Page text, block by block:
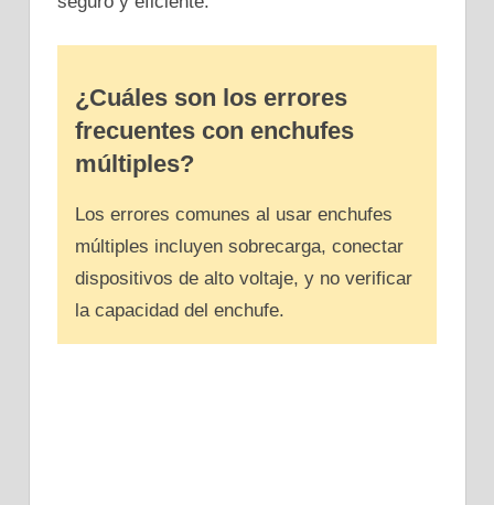
¿Cuáles son los errores
frecuentes con enchufes
múltiples?
Los errores comunes al usar enchufes
múltiples incluyen sobrecarga, conectar
dispositivos de alto voltaje, y no verificar
la capacidad del enchufe.